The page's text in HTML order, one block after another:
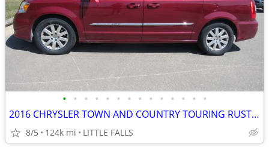
• • • • • • • • • • • • • •
2016 CHRYSLER TOWN AND COUNTRY TOURING RUST FREE FROM FLORIDA LOW MIL
8/5 124k mi LITTLE FALLS